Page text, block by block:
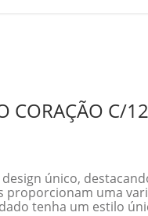
CORAÇÃO C/
único,
proporcionam uma
tenha um estilo